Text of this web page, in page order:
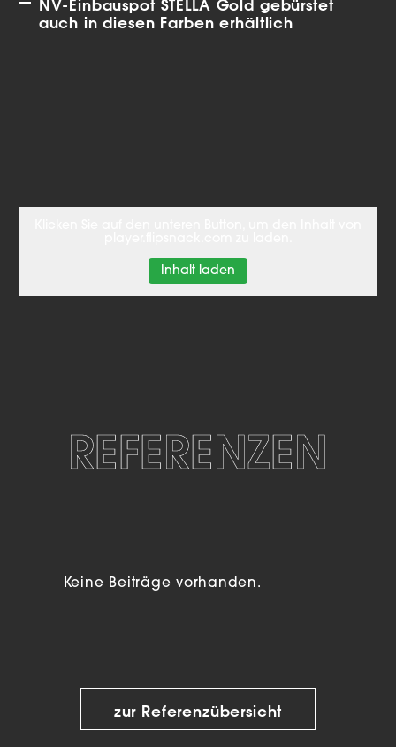
NV-Einbauspot STELLA Gold gebürstet
auch in diesen Farben erhältlich
Inhalt laden
REFERENZEN
Keine Beiträge vorhanden.
zur Referenzübersicht